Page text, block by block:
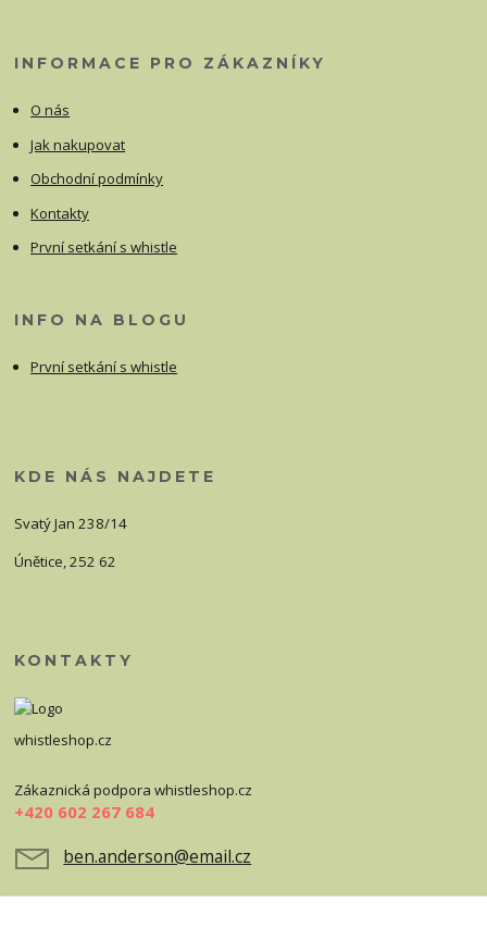
INFORMACE PRO ZÁKAZNÍKY
O nás
Jak nakupovat
Obchodní podmínky
Kontakty
První setkání s whistle
INFO NA BLOGU
První setkání s whistle
KDE NÁS NAJDETE
Svatý Jan 238/14
Únětice, 252 62
KONTAKTY
whistleshop.cz
Zákaznická podpora whistleshop.cz
+420 602 267 684
ben.anderson@email.cz